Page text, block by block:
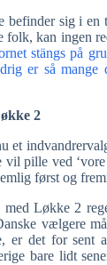
befinder sig i
kan ingen
stängs på
er så
2
pille ved
først og
Løkke 2
vælgere
er det for
bare lidt